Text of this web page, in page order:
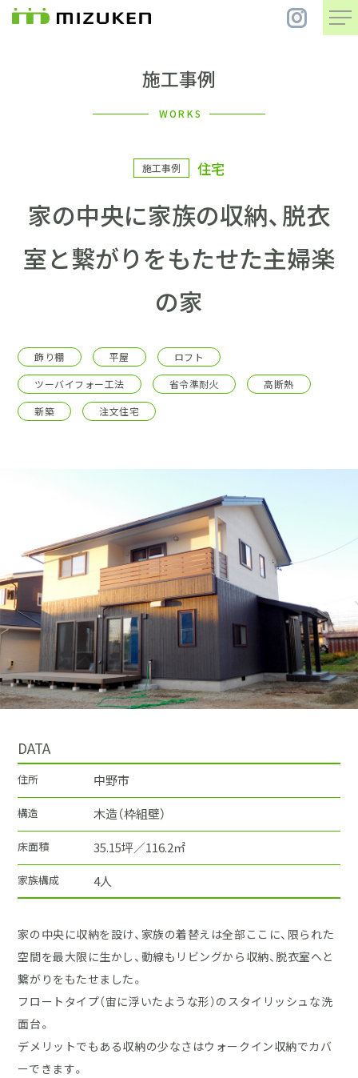
住 宅
コンセプト
採用情報
土地をお探しの方
ブログ
施工事例
WORKS
施工事例 住宅
家の中央に家族の収納、脱衣
室と繋がりをもたせた主婦楽
の家
飾り棚 平屋
ロフト
ツーバイフォー工法
省令準耐火
高断熱
新築
注文住宅
DATA
住所 中野市
構造 木造（枠組壁）
床面積 35.15坪／116.2㎡
家族構成 4人
家の中央に収納を設け、家族の着替えは全部ここに、限られた
空間を最大限に生かし、動線もリビングから収納、脱衣室へと
繋がりをもたせました。
フロートタイプ（宙に浮いたような形）のスタイリッシュな洗
面台。
デメリットでもある収納の少なさはウォークイン収納でカバ
ーできます。